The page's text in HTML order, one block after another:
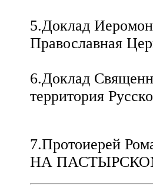
5.Доклад
Православная
6.Доклад
территория
7.Протоиерей
НА